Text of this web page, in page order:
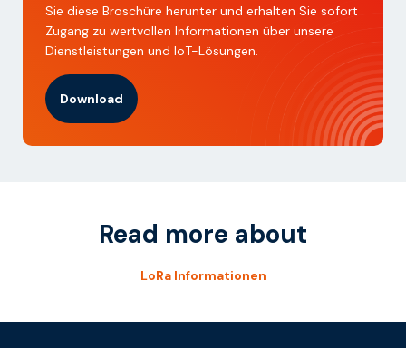
Sie diese Broschüre herunter und erhalten Sie sofort
Zugang zu wertvollen Informationen über unsere
Dienstleistungen und IoT-Lösungen.
Download
Read more about
LoRa Informationen